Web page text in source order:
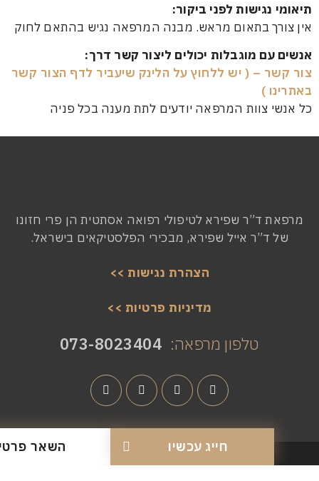
לפני ביקור:
בתאום מראש. מבנה המרפאה נגיש בהתאם לחוק
מוגבלות יכולים ליצור קשר דרך:
– ( יש ללחוץ על הלינק שיעביר לדף הצור קשר
)
צוות המרפאה יודעים לתת מענה בכל פניה
ד”ר שפירא לטיפולי רפואה אסתטית הן פרי חזונו
אייל שפירא, מבכירי הפלסטיקאים בישראל.
הצהרת נגישות >>
מדיניות פרטיות >>
טלפון מרפאה: 073-8023404
השאר פרטים חייג עכשיו